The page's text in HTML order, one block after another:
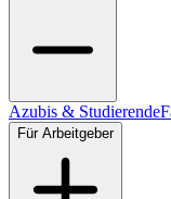
Azubis & Studierende
Für Arbeitgeber